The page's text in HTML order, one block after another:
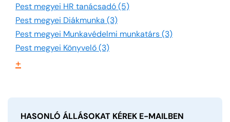
Pest megyei HR tanácsadó (5)
Pest megyei Diákmunka (3)
Pest megyei Munkavédelmi munkatárs (3)
Pest megyei Könyvelő (3)
+
HASONLÓ ÁLLÁSOKAT KÉREK E-MAILBEN